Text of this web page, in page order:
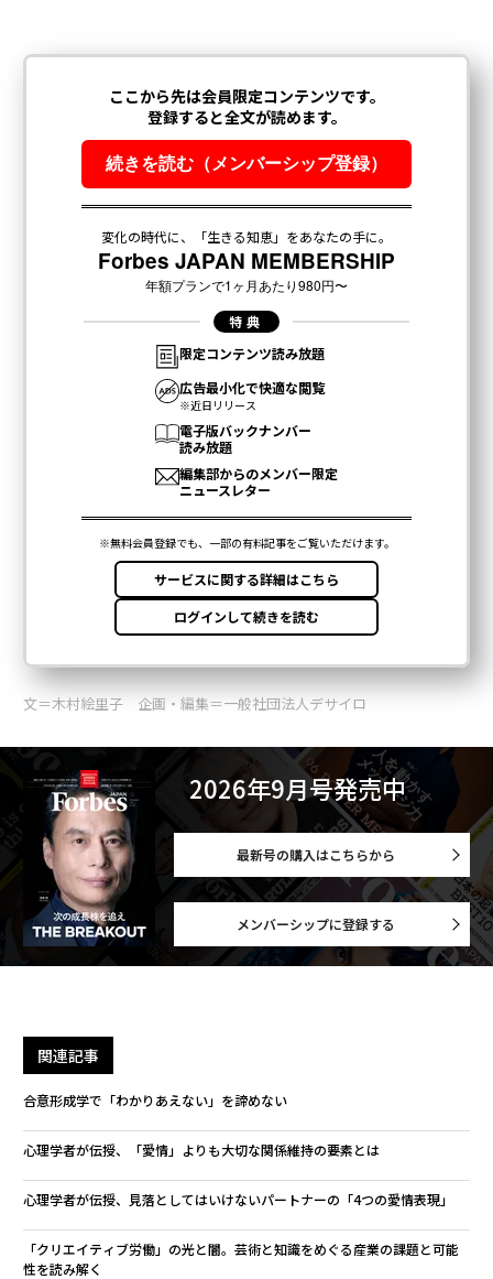
文＝木村絵里子 企画・編集＝一般社団法人デサイロ
2026年9月号発売中
最新号の購入はこちらから
メンバーシップに登録する
関連記事
合意形成学で「わかりあえない」を諦めない
心理学者が伝授、「愛情」よりも大切な関係維持の要素とは
心理学者が伝授、見落としてはいけないパートナーの「4つの愛情表現」
「クリエイティブ労働」の光と闇。芸術と知識をめぐる産業の課題と可能
性を読み解く